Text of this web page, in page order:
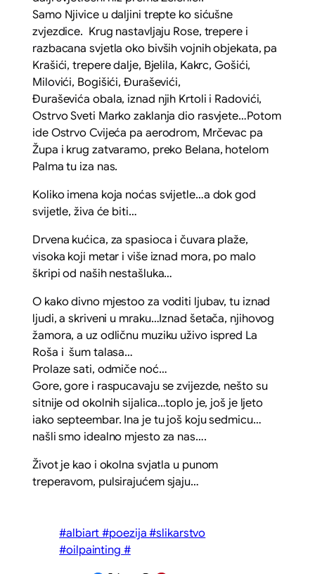
Samo Njivice u daljini trepte ko sićušne
zvjezdice. Krug nastavljaju Rose, trepere i
razbacana svjetla oko bivših vojnih objekata, pa
Krašići, trepere dalje, Bjelila, Kakrc, Gošići,
Milovići, Bogišići, Đuraševići,
Đuraševića obala, iznad njih Krtoli i Radovići,
Ostrvo Sveti Marko zaklanja dio rasvjete…Potom
ide Ostrvo Cvijeća pa aerodrom, Mrčevac pa
Župa i krug zatvaramo, preko Belana, hotelom
Palma tu iza nas.
Koliko imena koja noćas svijetle…a dok god
svijetle, živa će biti…
Drvena kućica, za spasioca i čuvara plaže,
visoka koji metar i više iznad mora, po malo
škripi od naših nestašluka…
O kako divno mjestoo za voditi ljubav, tu iznad
ljudi, a skriveni u mraku…Iznad šetača, njihovog
žamora, a uz odličnu muziku uživo ispred La
Roša i šum talasa…
Prolaze sati, odmiče noć…
Gore, gore i raspucavaju se zvijezde, nešto su
sitnije od okolnih sijalica…toplo je, još je ljeto
iako septeembar. Ina je tu još koju sedmicu…
našli smo idealno mjesto za nas….
Život je kao i okolna svjatla u punom
treperavom, pulsirajućem sjaju…
#albiart #poezija #slikarstvo
#oilpainting #